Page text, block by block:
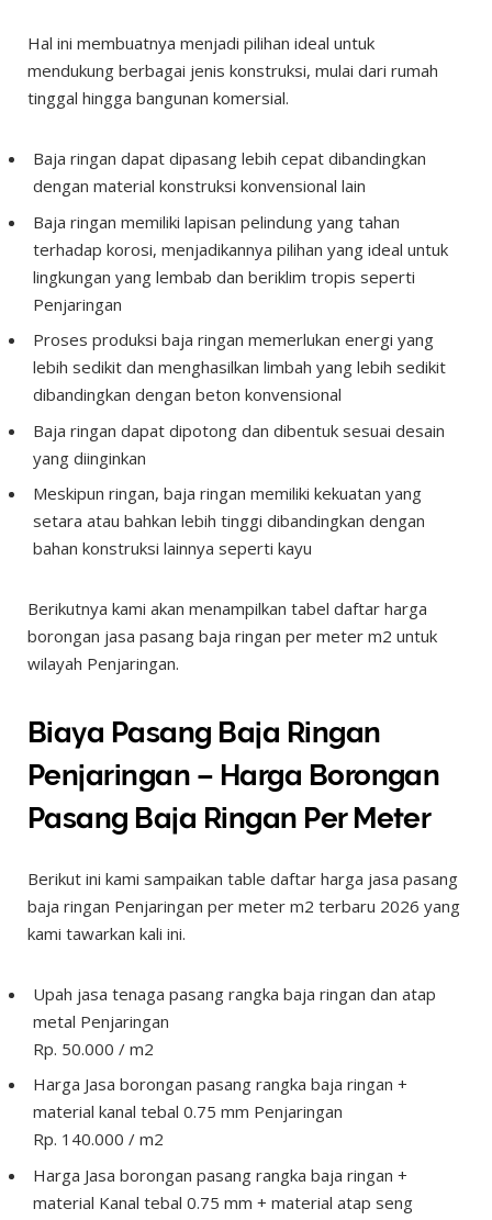
Hal ini membuatnya menjadi pilihan ideal untuk
mendukung berbagai jenis konstruksi, mulai dari rumah
tinggal hingga bangunan komersial.
Baja ringan dapat dipasang lebih cepat dibandingkan
dengan material konstruksi konvensional lain
Baja ringan memiliki lapisan pelindung yang tahan
terhadap korosi, menjadikannya pilihan yang ideal untuk
lingkungan yang lembab dan beriklim tropis seperti
Penjaringan
Proses produksi baja ringan memerlukan energi yang
lebih sedikit dan menghasilkan limbah yang lebih sedikit
dibandingkan dengan beton konvensional
Baja ringan dapat dipotong dan dibentuk sesuai desain
yang diinginkan
Meskipun ringan, baja ringan memiliki kekuatan yang
setara atau bahkan lebih tinggi dibandingkan dengan
bahan konstruksi lainnya seperti kayu
Berikutnya kami akan menampilkan tabel daftar harga
borongan jasa pasang baja ringan per meter m2 untuk
wilayah Penjaringan.
Biaya Pasang Baja Ringan
Penjaringan – Harga Borongan
Pasang Baja Ringan Per Meter
Berikut ini kami sampaikan table daftar harga jasa pasang
baja ringan Penjaringan per meter m2 terbaru 2026 yang
kami tawarkan kali ini.
Upah jasa tenaga pasang rangka baja ringan dan atap
metal Penjaringan
Rp. 50.000 / m2
Harga Jasa borongan pasang rangka baja ringan +
material kanal tebal 0.75 mm Penjaringan
Rp. 140.000 / m2
Harga Jasa borongan pasang rangka baja ringan +
material Kanal tebal 0.75 mm + material atap seng